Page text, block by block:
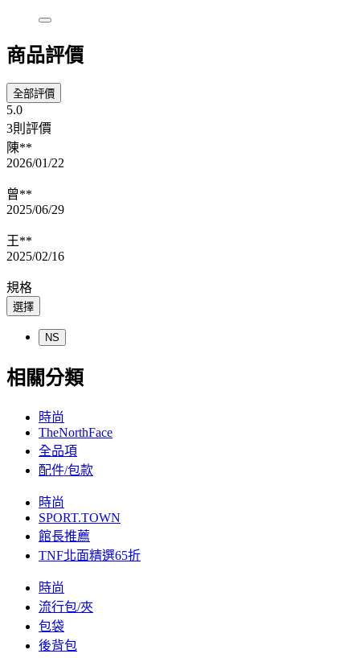
商品評價
全部評價
5.0
3則評價
陳**
2026/01/22
曾**
2025/06/29
王**
2025/02/16
規格
選擇
NS
相關分類
時尚
TheNorthFace
全品項
配件/包款
時尚
SPORT.TOWN
館長推薦
TNF北面精選65折
時尚
流行包/夾
包袋
後背包